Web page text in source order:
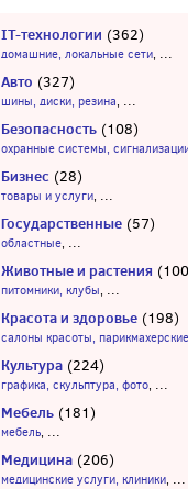
IT-технологии (362)
домашние, локальные сети, ...
Авто (327)
шины, диски, резина, ...
Безопасность (108)
охранные системы,
Бизнес (28)
товары и услуги, ...
Государственные (57)
областные, ...
Животные и растения
питомники, клубы, ...
Красота и здоровье (198)
салоны красоты, парикмахерские
Культура (224)
графика, скульптура, фото, ...
Мебель (181)
мебель, ...
Медицина (206)
медицинские услуги, клиники, ...